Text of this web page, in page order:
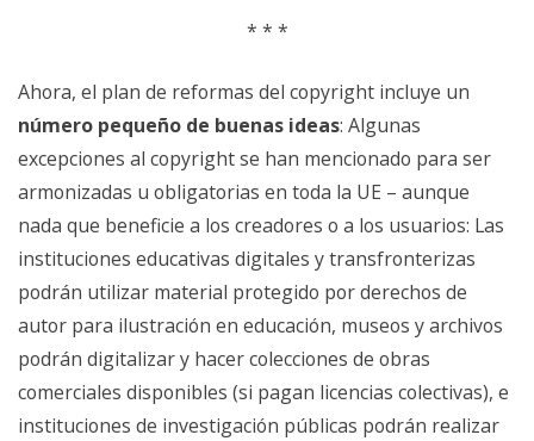
* * *
Ahora, el plan de reformas del copyright incluye un
número pequeño de buenas ideas: Algunas
excepciones al copyright se han mencionado para ser
armonizadas u obligatorias en toda la UE – aunque
nada que beneficie a los creadores o a los usuarios: Las
instituciones educativas digitales y transfronterizas
podrán utilizar material protegido por derechos de
autor para ilustración en educación, museos y archivos
podrán digitalizar y hacer colecciones de obras
comerciales disponibles (si pagan licencias colectivas), e
instituciones de investigación públicas podrán realizar